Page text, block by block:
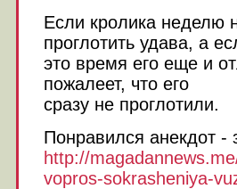
Если кролика неделю
проглотить удава, а
это время его еще и
пожалеет, что его
сразу не проглотили.
Понравился анекдот -
http://
vopros-sokrasheniya-